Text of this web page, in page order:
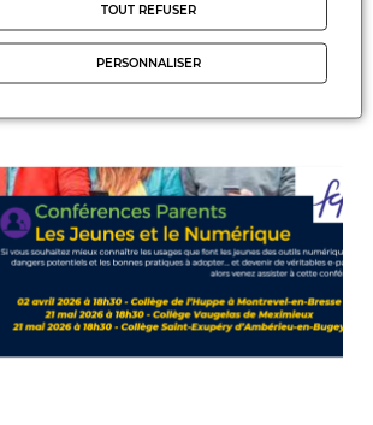
Actualités FCPE
TOUT REFUSER
PERSONNALISER